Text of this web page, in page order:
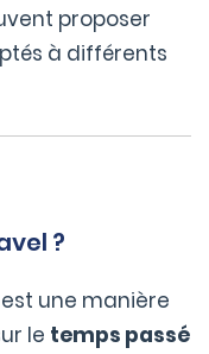
proposer
à différents
?
une manière
le temps passé